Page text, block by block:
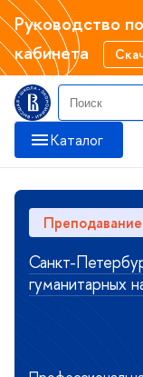
Руководство
кабинета
Каталог
Санкт-
гуманитарных